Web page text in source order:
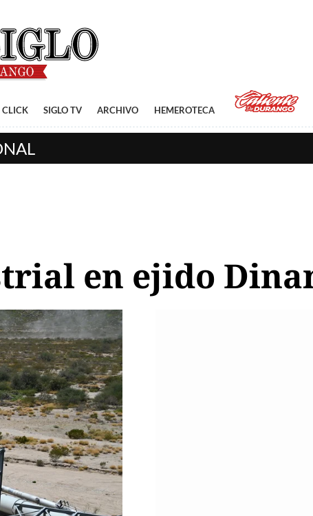
CLICK SIGLO TV ARCHIVO HEMEROTECA
en ejido